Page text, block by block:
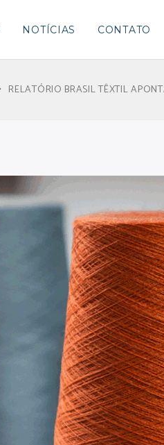
NOTÍCIAS CONTATO
RELATÓRIO BRASIL TÊXTIL